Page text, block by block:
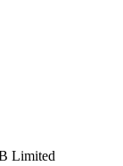
Limited